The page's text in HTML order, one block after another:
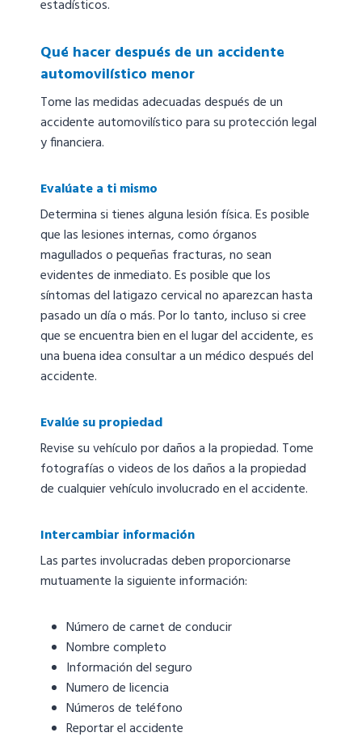
estadísticos.
Qué hacer después de un accidente
automovilístico menor
Tome las medidas adecuadas después de un
accidente automovilístico para su protección legal
y financiera.
Evalúate a ti mismo
Determina si tienes alguna lesión física. Es posible
que las lesiones internas, como órganos
magullados o pequeñas fracturas, no sean
evidentes de inmediato. Es posible que los
síntomas del latigazo cervical no aparezcan hasta
pasado un día o más. Por lo tanto, incluso si cree
que se encuentra bien en el lugar del accidente, es
una buena idea consultar a un médico después del
accidente.
Evalúe su propiedad
Revise su vehículo por daños a la propiedad. Tome
fotografías o videos de los daños a la propiedad
de cualquier vehículo involucrado en el accidente.
Intercambiar información
Las partes involucradas deben proporcionarse
mutuamente la siguiente información:
Número de carnet de conducir
Nombre completo
Información del seguro
Numero de licencia
Números de teléfono
Reportar el accidente